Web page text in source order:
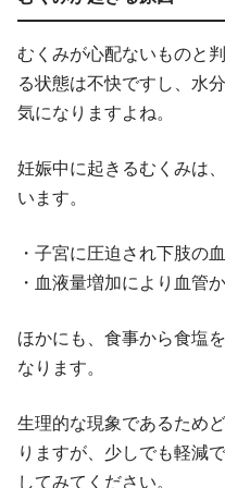
むくみが心配ないものと
る状態は不快ですし、水
気になりますよね。
妊娠中に起きるむくみは
います。
・子宮に圧迫され下肢の
・血液量増加により血管
ほかにも、食事から食塩
なります。
生理的な現象であるため
りますが、少しでも軽減
してみてください。